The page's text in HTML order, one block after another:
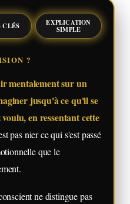
CLÉS EXPLICATION
SIMPLE
?
mentalement sur un
jusqu'à ce qu'il se
en ressentant cette
pas nier ce qui s'est passé
que le
ne distingue pas